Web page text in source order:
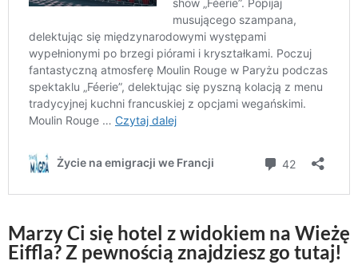
Marzy Ci się hotel z widokiem na Wieżę
Eiffla? Z pewnością znajdziesz go tutaj!